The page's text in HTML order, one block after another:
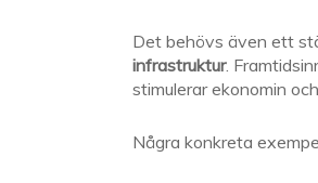
Det behövs även ett
infrastruktur.
stimulerar ekonomin
Några konkreta